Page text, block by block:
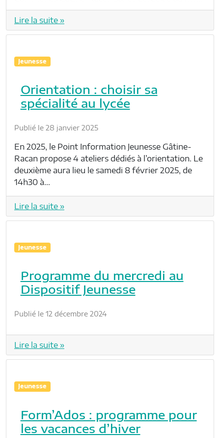
Lire la suite »
Jeunesse
Orientation : choisir sa
spécialité au lycée
Publié le 28 janvier 2025
En 2025, le Point Information Jeunesse Gâtine-
Racan propose 4 ateliers dédiés à l’orientation. Le
deuxième aura lieu le samedi 8 février 2025, de
14h30 à…
Lire la suite »
Jeunesse
Programme du mercredi au
Dispositif Jeunesse
Publié le 12 décembre 2024
Lire la suite »
Jeunesse
Form’Ados : programme pour
les vacances d’hiver